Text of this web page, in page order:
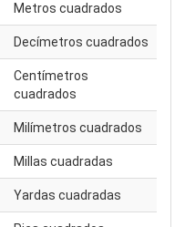
Metros cuadrados
Decímetros cuadrados
Centímetros
cuadrados
Milímetros cuadrados
Millas cuadradas
Yardas cuadradas